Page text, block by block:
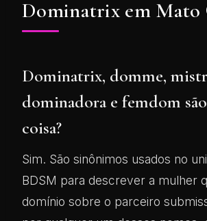
Dominatrix em Mato
Dominatrix, domme,
dominadora e femdom
coisa?
Sim. São sinônimos usados no
BDSM para descrever a mulher
domínio sobre o parceiro